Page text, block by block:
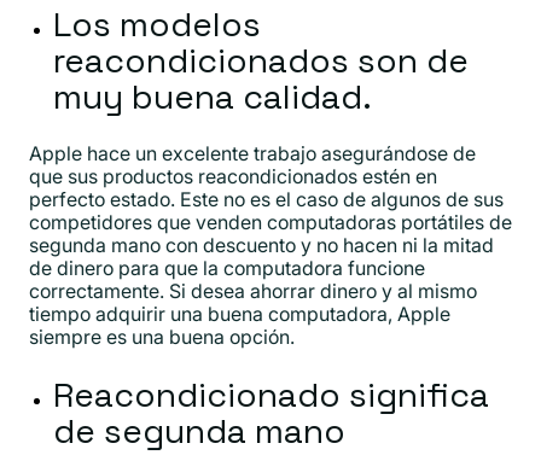
Los modelos
reacondicionados son de
muy buena calidad.
Apple hace un excelente trabajo asegurándose de
que sus productos reacondicionados estén en
perfecto estado. Este no es el caso de algunos de sus
competidores que venden computadoras portátiles de
segunda mano con descuento y no hacen ni la mitad
de dinero para que la computadora funcione
correctamente. Si desea ahorrar dinero y al mismo
tiempo adquirir una buena computadora, Apple
siempre es una buena opción.
Reacondicionado significa
de segunda mano